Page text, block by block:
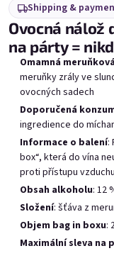
Mara Kuja v Bag in
20l
Vyrobíme, doručíme
prac. dnů
Add to cart
List of
Product
Recommended
Shipping &
Ovocná nálož
na párty =
Omamná
meruňky zrály ve
ovocných sadech
Doporučená
ingredience do
Informace o balení:
box“, která do vína
proti přístupu
Obsah alkoholu: 12
Složení: šťáva z
Objem bag in boxu:
Maximální sleva na